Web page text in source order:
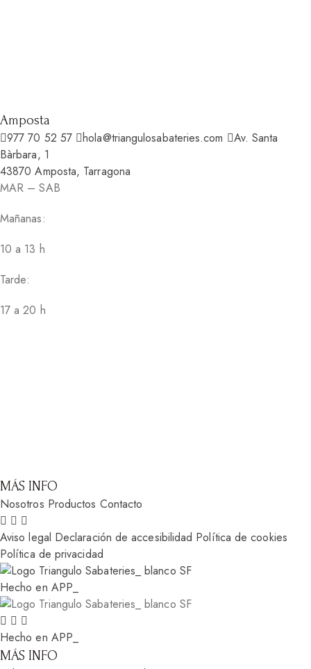
Amposta
977 70 52 57 hola@triangulosabateries.com
Av. Santa
Bàrbara, 1
43870 Amposta, Tarragona
MAR – SAB
Mañanas:
10 a 13 h
Tarde:
17 a 20 h
MÁS INFO
Nosotros Productos Contacto
Aviso legal Declaración de accesibilidad Política de cookies
Política de privacidad
Hecho en APP_
Hecho en APP_
MÁS INFO